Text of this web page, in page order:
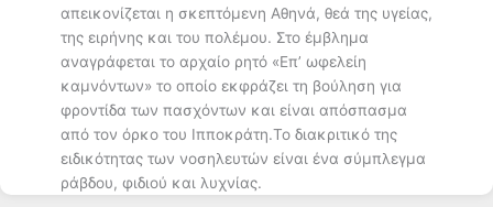
απεικονίζεται η σκεπτόμενη Αθηνά, θεά της υγείας,
της ειρήνης και του πολέμου. Στο έμβλημα
αναγράφεται το αρχαίο ρητό «Επ’ ωφελείη
καμνόντων» το οποίο εκφράζει τη βούληση για
φροντίδα των πασχόντων και είναι απόσπασμα
από τον όρκο του Ιπποκράτη.Το διακριτικό της
ειδικότητας των νοσηλευτών είναι ένα σύμπλεγμα
ράβδου, φιδιού και λυχνίας.